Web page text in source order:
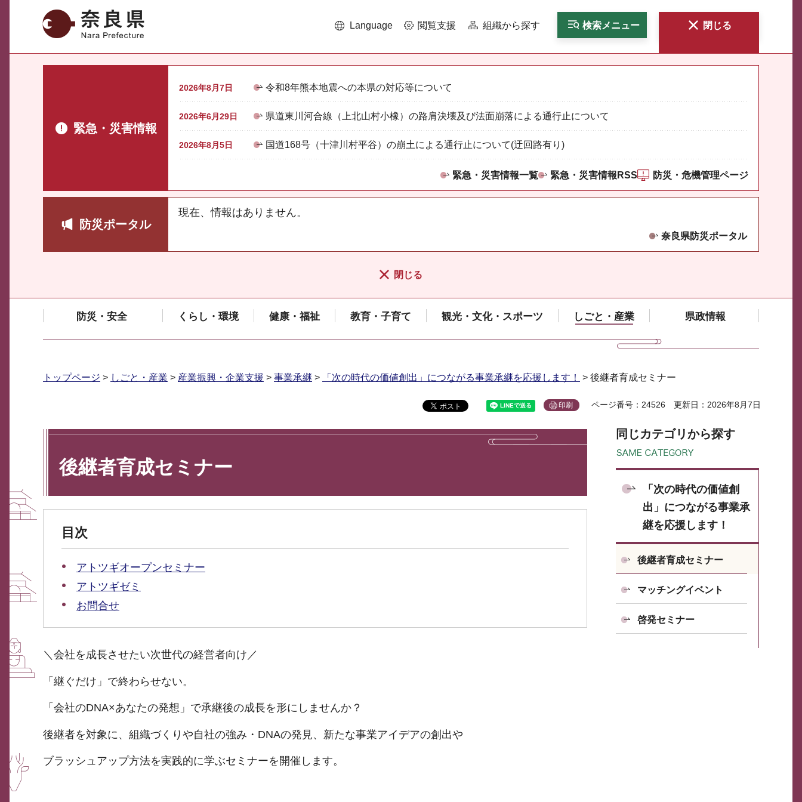
奈良県 Language 閲覧支援 組織から探す 検索メニュー 閉じる
緊急・災害情報
2026年8月7日 令和8年熊本地震への本県の対応等について
2026年6月29日 県道東川河合線（上北山村小橡）の路肩決壊及び法面崩落による通行止について
2026年8月5日 国道168号（十津川村平谷）の崩土による通行止について(迂回路有り)
緊急・災害情報一覧 緊急・災害情報RSS 防災・危機管理ページ
防災ポータル
現在、情報はありません。
奈良県防災ポータル
閉じる
防災・安全 くらし・環境 健康・福祉 教育・子育て 観光・文化・スポーツ しごと・産業 県政情報
トップページ > しごと・産業 > 産業振興・企業支援 > 事業承継 > 「次の時代の価値創出」につながる事業承継を応援します！ > 後継者育成セミナー
印刷 ページ番号：24526 更新日：2026年8月7日
後継者育成セミナー
目次
アトツギオープンセミナー
アトツギゼミ
お問合せ
＼会社を成長させたい次世代の経営者向け／
「継ぐだけ」で終わらせない。
「会社のDNA×あなたの発想」で承継後の成長を形にしませんか？
後継者を対象に、組織づくりや自社の強み・DNAの発見、新たな事業アイデアの創出や
ブラッシュアップ方法を実践的に学ぶセミナーを開催します。
同じカテゴリから探す
「次の時代の価値創
出」につながる事業承
継を応援します！
後継者育成セミナー
マッチングイベント
啓発セミナー